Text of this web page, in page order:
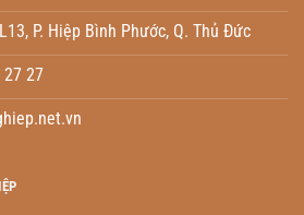
P. Hiệp Bình Phước, Q. Thủ Đức
27